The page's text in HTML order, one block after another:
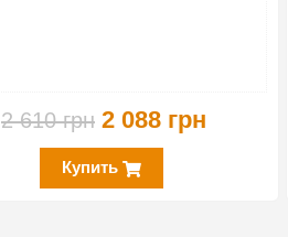
2 610 грн 2 088 грн
Купить